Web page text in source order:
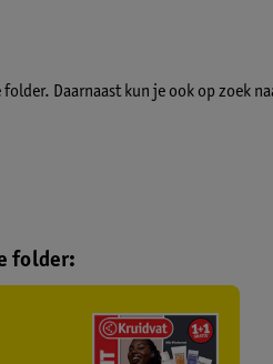
Daarnaast kun je ook op zoek
folder: